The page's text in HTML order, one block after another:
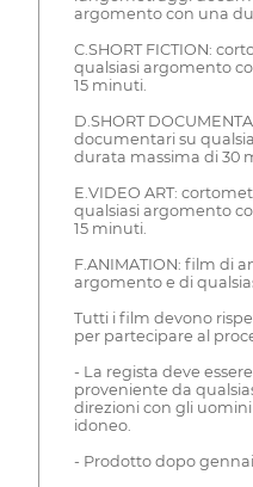
argomento con una
C.SHORT FICTION:
qualsiasi argomento
15 minuti.
D.SHORT
documentari su
durata massima di 30
E.VIDEO ART:
qualsiasi argomento
15 minuti.
F.ANIMATION: film di
argomento e di
Tutti i film devono
per partecipare al
- La regista deve
proveniente da
direzioni con gli
idoneo.
- Prodotto dopo